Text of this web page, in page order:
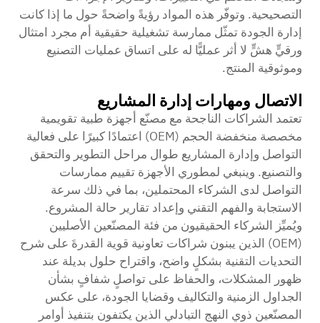
التصحيحية. وتوفّر هذه المواد رؤيةً واضحةً حول ما إذا كانت
إدارة الجودة تمثّل ممارسة تشغيلية حقيقية أم مجرد امتثال
ورقيٍّ هشٍّ لا أثر عمليًّا له على اتساق عمليات التصنيع
وموثوقية المنتج.
الاتصال ومهارات إدارة المشاريع
تعتمد الشراكات الناجحة مع مصنّع أجهزة طبية تقويمية
مخصصة منخفضة الحجم (OEM) اعتمادًا كبيرًا على فعالية
التواصل وإدارة المشاريع طوال مراحل التطوير والتحقق
والتصنيع. وينبغي لمطوري الأجهزة تقييم ممارسات
التواصل لدى الشركاء المحتملين، بما في ذلك سرعة
الاستجابة والفهم التقني وإعداد تقارير حالة المشروع.
ويُميِّز الشركاء الحقيقيون من فئة المصنّعين الأصليين
(OEM) الذين يبنون شراكات تعاونية قوية القدرةَ على شرح
التحديات التقنية بشكلٍ واضح، واقتراح حلول بديلة عند
ظهور المشكلات، والحفاظ على تواصلٍ شفافٍ بشأن
الجداول الزمنية والتكاليف وقضايا الجودة، على عكس
المصنّعين ذوي النهج التبادلي الذين يكتفون بتنفيذ أوامر